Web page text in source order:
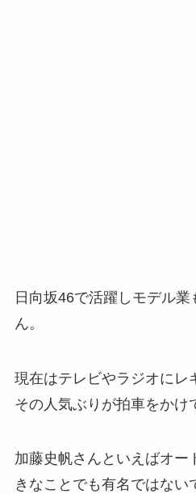
日向坂46で活躍しモデル業
ん。
現在はテレビやラジオにレ
その人気ぶりが拍車をかけ
加藤史帆さんといえばオー
きなことでも有名ではない